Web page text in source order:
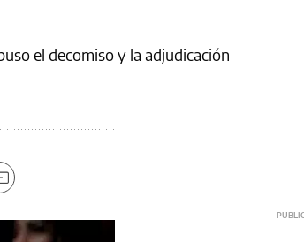
el decomiso y la adjudicación